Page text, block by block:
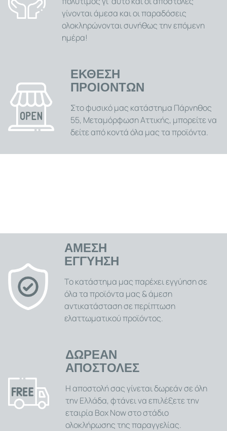
γίνονται άμεσα και οι παραδόσεις
ολοκληρώνονται συνήθως την επόμενη
ημέρα!
ΕΚΘΕΣΗ
ΠΡΟΙΟΝΤΩΝ
Στο φυσικό μας κατάστημα Πάρνηθος
55, Μεταμόρφωση Αττικής, μπορείτε να
δείτε από κοντά όλα μας τα προϊόντα.
ΑΜΕΣΗ
ΕΓΓΥΗΣΗ
Το κατάστημα μας παρέχει εγγύηση σε
όλα τα προϊόντα μας & άμεση
αντικατάσταση σε περίπτωση
ελαττωματικού προϊόντος.
ΔΩΡΕΑΝ
ΑΠΟΣΤΟΛΕΣ
Η αποστολή σας γίνεται δωρεάν σε όλη
την Ελλάδα, φτάνει να επιλέξετε την
εταιρία Box Now στο στάδιο
ολοκλήρωσης της παραγγελίας.